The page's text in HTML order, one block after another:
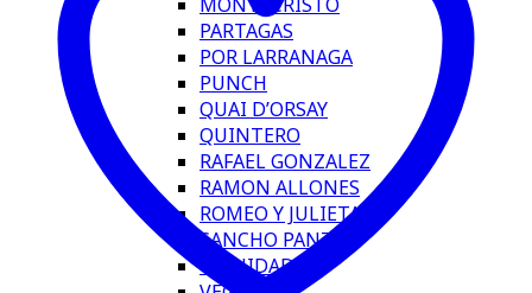
PARTAGAS
POR LARRANAGA
PUNCH
QUAI D’ORSAY
QUINTERO
RAFAEL GONZALEZ
RAMON ALLONES
ROMEO Y JULIETA
SANCHO PANZA
TRINIDAD